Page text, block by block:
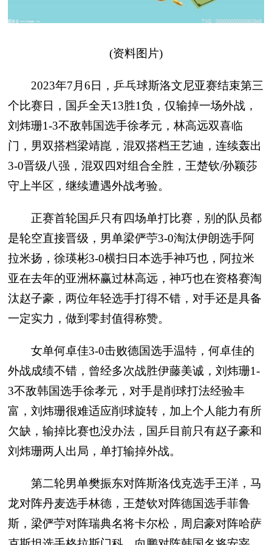
(资料图片)
2023年7月6日，乒乓球斯洛文尼亚赛结束第三
个比赛日，国乒全天13胜1负，仅输掉一场外战，
刘炜珊1-3不敌韩国选手徐孝元，林高远双喜临
门，男双搭档梁靖崑，混双搭档王艺迪，连续轰出
3-0晋级八强，混双四对组合全胜，王楚钦/孙颖莎
守上半区，继续遭遇外战考验。
正赛首轮国乒只有四场单打比赛，别的队员都
是轮空直接晋级，男单梁俨苧3-0淘汰伊朗选手阿
拉米扬，徐瑛彬3-0横扫日本选手神巧也，阿拉米
亚在去年的亚洲杯赢过林高远，神巧也在资格赛淘
汰赵子豪，两位年轻选手打得不错，对手还是具备
一定实力，做到零封值得称赞。
女单何卓佳3-0击败德国选手温特，何卓佳的
外战成绩不错，曾经多次战胜伊藤美诚，刘炜珊1-
3不敌韩国选手徐孝元，对手是削球打法经验丰
富，刘炜珊很难适应削球旋转，加上个人能力有所
欠缺，输掉比赛也没办法，国乒目前只有赵子豪和
刘炜珊两人出局，单打输掉外战。
第二轮男单樊振东对阵斯洛伐克选手王洋，马
龙对阵丹麦选手林德，王楚钦对阵德国选手菲鲁
斯，梁俨苧对阵瑞典名将卡尔松，周启豪对阵哈萨